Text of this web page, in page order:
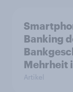
Banking
Mehrheit
Artikel